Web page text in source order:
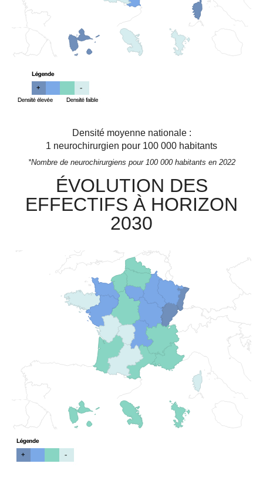
Densité moyenne nationale :
1 neurochirurgien pour 100 000 habitants
*Nombre de neurochirurgiens pour 100 000 habitants en 2022
ÉVOLUTION DES
EFFECTIFS À HORIZON
2030